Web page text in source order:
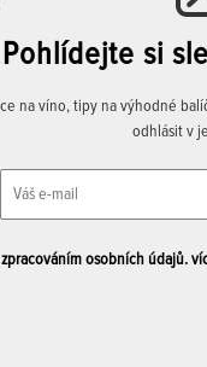
Pohlídejte si
na víno, tipy na výhodné
odhlásit v
osobních údajů.